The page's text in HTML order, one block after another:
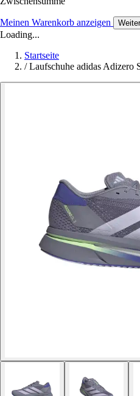
Meinen Warenkorb anzeigen
Loading...
Startseite
/ Laufschuhe adidas Adizero